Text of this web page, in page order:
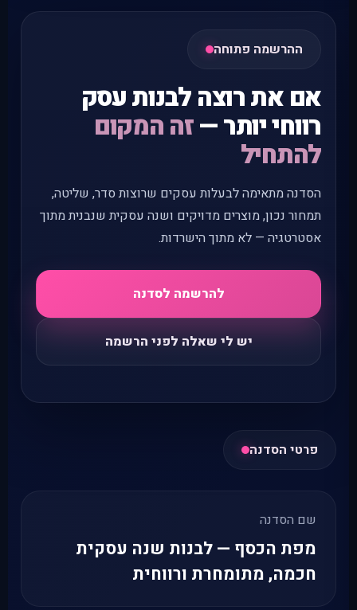
ההרשמה פתוחה
אם את רוצה לבנות עסק
רווחי יותר —זה המקום
להתחיל
הסדנה מתאימה לבעלות עסקים שרוצות סדר, שליטה,
תמחור נכון, מוצרים מדויקים ושנה עסקית שנבנית מתוך
אסטרטגיה — לא מתוך הישרדות.
להרשמה לסדנה
יש לי שאלה לפני הרשמה
פרטי הסדנה
שם הסדנה
מפת הכסף — לבנות שנה עסקית
חכמה, מתומחרת ורווחית